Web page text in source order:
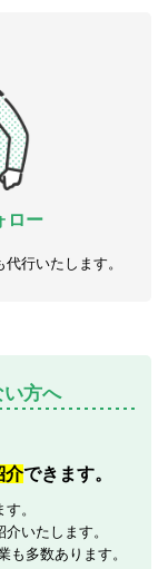
ロー
行いたします。
方へ
介できます。
。
いたします。
も多数あります。